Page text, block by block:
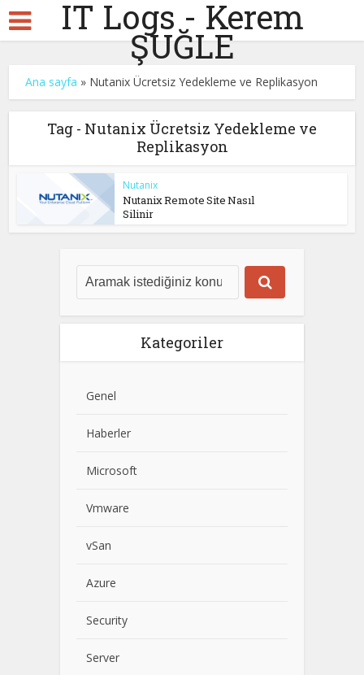
IT Logs - Kerem
ŞUĞLE
Ana sayfa » Nutanix Ücretsiz Yedekleme ve Replikasyon
Tag - Nutanix Ücretsiz Yedekleme ve
Replikasyon
Nutanix
Nutanix Remote Site Nasıl
Silinir
Kategoriler
Genel
Haberler
Microsoft
Vmware
vSan
Azure
Security
Server